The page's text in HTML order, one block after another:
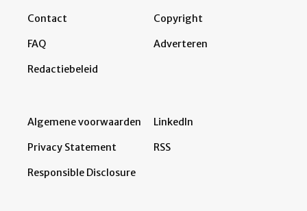
Contact
FAQ
Redactiebeleid
Copyright
Adverteren
Algemene voorwaarden
Privacy Statement
Responsible Disclosure
LinkedIn
RSS